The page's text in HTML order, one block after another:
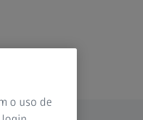
o uso de